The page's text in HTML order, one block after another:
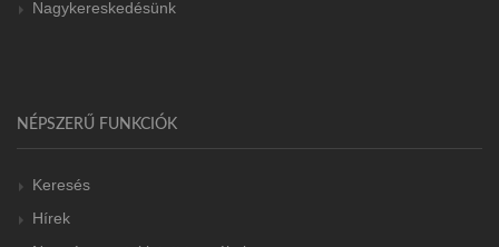
Nagykereskedésünk
NÉPSZERŰ FUNKCIÓK
Keresés
Hírek